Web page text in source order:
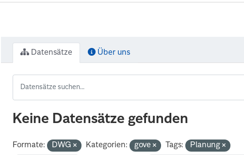
Datensätze Über uns
Keine Datensätze gefunden
Formate: DWG Kategorien: gove Tags:
Planung